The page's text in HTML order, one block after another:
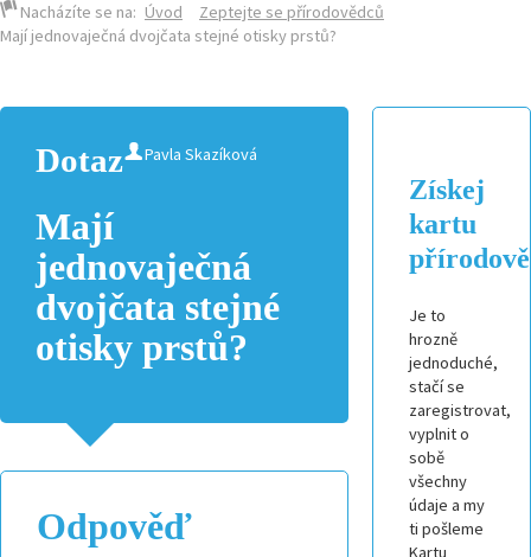
Nacházíte se na: Úvod
Zeptejte se přírodovědců
Mají jednovaječná dvojčata stejné otisky prstů?
Pavla Skazíková
Dotaz
Mají
jednovaječná
dvojčata stejné
otisky prstů?
Odpověď
Získej
kartu
Je to
hrozně
jednoduché,
stačí se
zaregistrovat,
vyplnit o
sobě
všechny
údaje a my
ti pošleme
Kartu